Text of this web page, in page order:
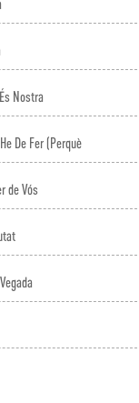
Nostra
De Fer (Perquè
de Vós